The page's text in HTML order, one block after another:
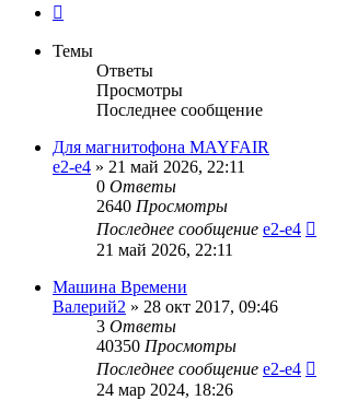
Темы
Ответы
Просмотры
Последнее сообщение
Для магнитофона MAYFAIR
e2-e4 » 21 май 2026, 22:11
0 Ответы
2640 Просмотры
Последнее сообщение e2-e4
21 май 2026, 22:11
Машина Времени
Валерий2 » 28 окт 2017, 09:46
3 Ответы
40350 Просмотры
Последнее сообщение e2-e4
24 мар 2024, 18:26